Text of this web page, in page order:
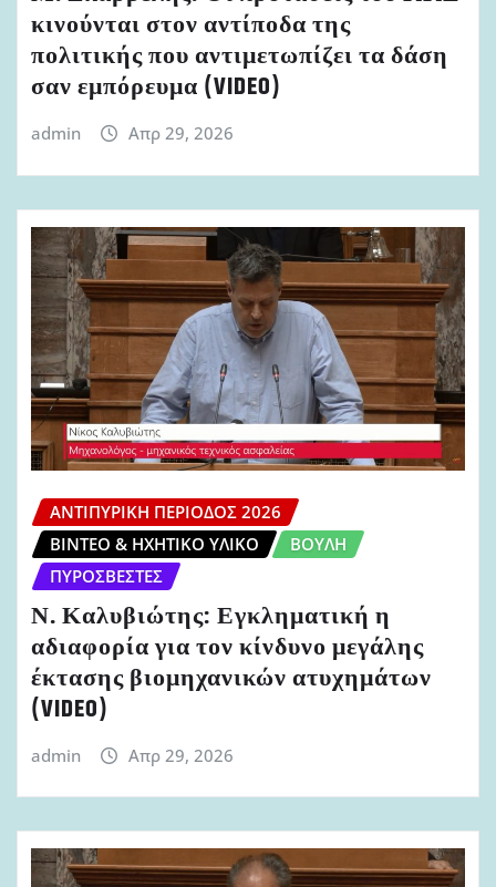
κινούνται στον αντίποδα της
πολιτικής που αντιμετωπίζει τα δάση
σαν εμπόρευμα (VIDEO)
admin Απρ 29, 2026
ΑΝΤΙΠΥΡΙΚΉ ΠΕΡΊΟΔΟΣ 2026
ΒΊΝΤΕΟ & ΗΧΗΤΙΚΌ ΥΛΙΚΌ
ΒΟΥΛΉ
ΠΥΡΟΣΒΈΣΤΕΣ
Ν. Καλυβιώτης: Εγκληματική η
αδιαφορία για τον κίνδυνο μεγάλης
έκτασης βιομηχανικών ατυχημάτων
(VIDEO)
admin Απρ 29, 2026